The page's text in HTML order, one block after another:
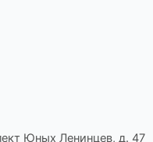
Юных Ленинцев, д. 47